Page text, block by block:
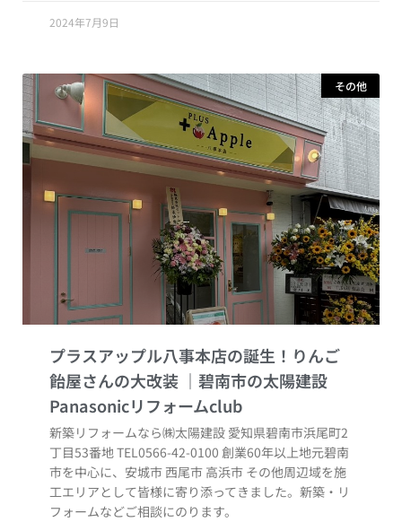
2024年7月9日
その他
プラスアップル八事本店の誕生！りんご
飴屋さんの大改装
新築リフォームなら㈱太陽建設 愛知県碧南市浜尾町2
丁目53番地 TEL0566-42-0100 創業60年以上地元碧南
市を中心に、安城市 西尾市 高浜市 その他周辺域を施
工エリアとして皆様に寄り添ってきました。新築・リ
フォームなどご相談にのります。